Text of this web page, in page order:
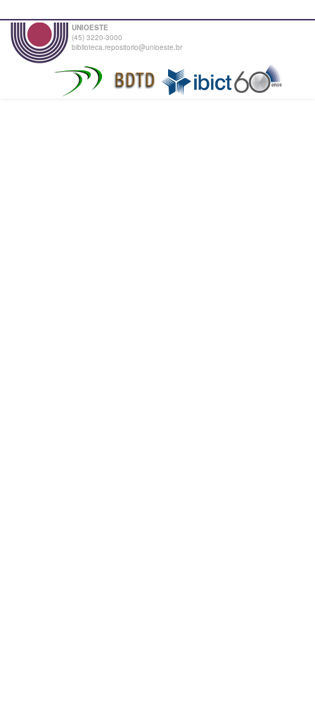
UNIOESTE
(45) 3220-3000
biblioteca.repositorio@unioeste.br